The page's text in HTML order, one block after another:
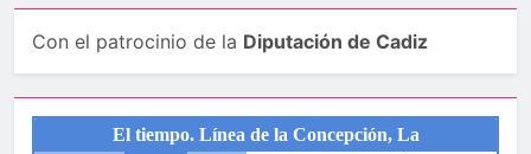
Con el patrocinio de la Diputación de Cadiz